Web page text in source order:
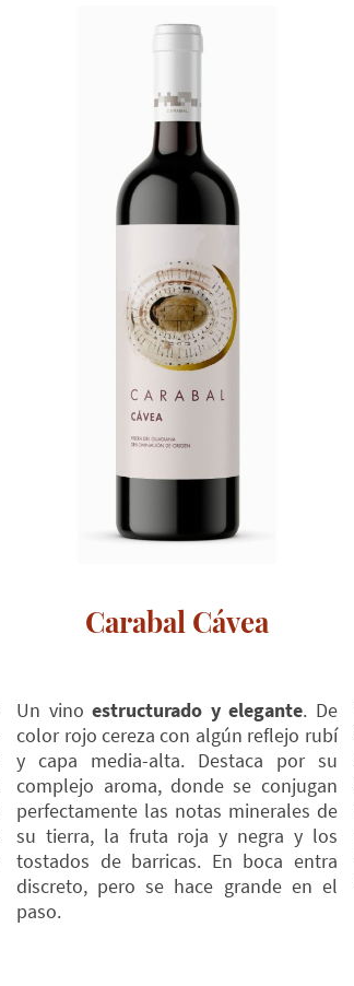
Carabal Cávea
Un vinoestructurado y elegante. De
color rojo cereza con algún reflejo rubí
y capa media-alta. Destaca por su
complejo aroma, donde se conjugan
perfectamente las notas minerales de
su tierra, la fruta roja y negra y los
tostados de barricas. En boca entra
discreto, pero se hace grande en el
paso.